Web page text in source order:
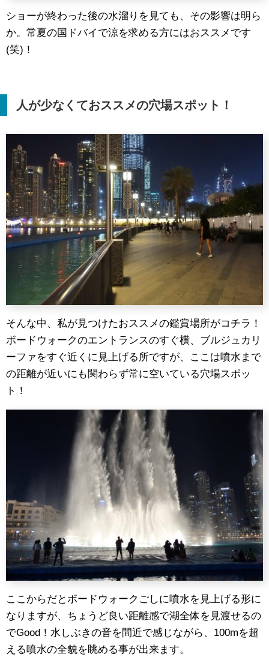
ショーが終わった後の水溜りを見ても、その影響は明ら
か。常夏の国ドバイで涼を求める方にはおススメです
(笑)！
人が少なくておススメの穴場スポット！
そんな中、私が見つけたおススメの鑑賞場所がコチラ！
ボードウォークのエントランスのすぐ横、ブルジュカリ
ーファをすぐ近くに見上げる所ですが、ここは噴水まで
の距離が近いにも関わらず常に空いている穴場スポッ
ト！
ここからだとボードウォークごしに噴水を見上げる形に
なりますが、ちょうど良い距離感で湖全体を見渡せるの
でGood！水しぶきの音を間近で感じながら、100mを超
える噴水の全貌を眺める事が出来ます。